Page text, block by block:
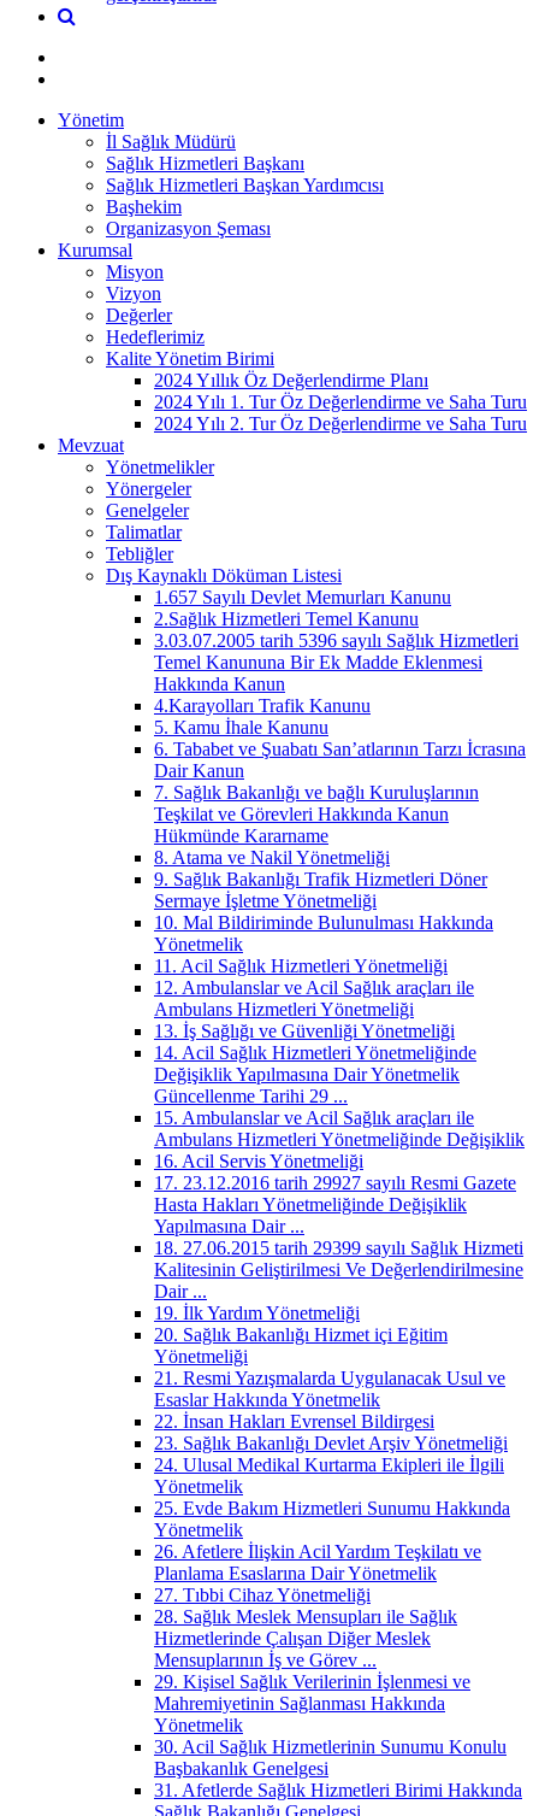
Yönetim
İl Sağlık Müdürü
Sağlık Hizmetleri Başkanı
Sağlık Hizmetleri Başkan Yardımcısı
Başhekim
Organizasyon Şeması
Kurumsal
Misyon
Vizyon
Değerler
Hedeflerimiz
Kalite Yönetim Birimi
2024 Yıllık Öz Değerlendirme Planı
2024 Yılı 1. Tur Öz Değerlendirme ve Saha Turu
2024 Yılı 2. Tur Öz Değerlendirme ve Saha Turu
Mevzuat
Yönetmelikler
Yönergeler
Genelgeler
Talimatlar
Tebliğler
Dış Kaynaklı Döküman Listesi
1.657 Sayılı Devlet Memurları Kanunu
2.Sağlık Hizmetleri Temel Kanunu
3.03.07.2005 tarih 5396 sayılı Sağlık Hizmetleri
Temel Kanununa Bir Ek Madde Eklenmesi
Hakkında Kanun
4.Karayolları Trafik Kanunu
5. Kamu İhale Kanunu
6. Tababet ve Şuabatı San’atlarının Tarzı İcrasına
Dair Kanun
7. Sağlık Bakanlığı ve bağlı Kuruluşlarının
Teşkilat ve Görevleri Hakkında Kanun
Hükmünde Kararname
8. Atama ve Nakil Yönetmeliği
9. Sağlık Bakanlığı Trafik Hizmetleri Döner
Sermaye İşletme Yönetmeliği
10. Mal Bildiriminde Bulunulması Hakkında
Yönetmelik
11. Acil Sağlık Hizmetleri Yönetmeliği
12. Ambulanslar ve Acil Sağlık araçları ile
Ambulans Hizmetleri Yönetmeliği
13. İş Sağlığı ve Güvenliği Yönetmeliği
14. Acil Sağlık Hizmetleri Yönetmeliğinde
Değişiklik Yapılmasına Dair Yönetmelik
Güncellenme Tarihi 29 ...
15. Ambulanslar ve Acil Sağlık araçları ile
Ambulans Hizmetleri Yönetmeliğinde Değişiklik
16. Acil Servis Yönetmeliği
17. 23.12.2016 tarih 29927 sayılı Resmi Gazete
Hasta Hakları Yönetmeliğinde Değişiklik
Yapılmasına Dair ...
18. 27.06.2015 tarih 29399 sayılı Sağlık Hizmeti
Kalitesinin Geliştirilmesi Ve Değerlendirilmesine
Dair ...
19. İlk Yardım Yönetmeliği
20. Sağlık Bakanlığı Hizmet içi Eğitim
Yönetmeliği
21. Resmi Yazışmalarda Uygulanacak Usul ve
Esaslar Hakkında Yönetmelik
22. İnsan Hakları Evrensel Bildirgesi
23. Sağlık Bakanlığı Devlet Arşiv Yönetmeliği
24. Ulusal Medikal Kurtarma Ekipleri ile İlgili
Yönetmelik
25. Evde Bakım Hizmetleri Sunumu Hakkında
Yönetmelik
26. Afetlere İlişkin Acil Yardım Teşkilatı ve
Planlama Esaslarına Dair Yönetmelik
27. Tıbbi Cihaz Yönetmeliği
28. Sağlık Meslek Mensupları ile Sağlık
Hizmetlerinde Çalışan Diğer Meslek
Mensuplarının İş ve Görev ...
29. Kişisel Sağlık Verilerinin İşlenmesi ve
Mahremiyetinin Sağlanması Hakkında
Yönetmelik
30. Acil Sağlık Hizmetlerinin Sunumu Konulu
Başbakanlık Genelgesi
31. Afetlerde Sağlık Hizmetleri Birimi Hakkında
Sağlık Bakanlığı Genelgesi